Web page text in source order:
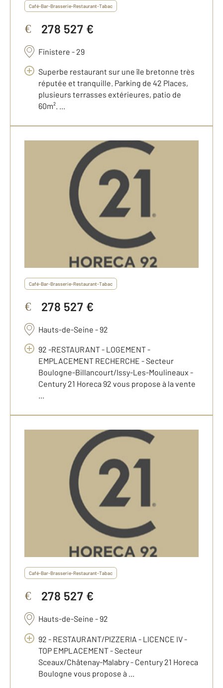
Café-Bar-Brasserie-Restaurant-Tabac
€ 278 527 €
Finistere - 29
Superbe restaurant sur une île bretonne très
réputée et tranquille. Parking de 42 Places,
plusieurs terrasses extérieures, patio de
60m². ...
Café-Bar-Brasserie-Restaurant-Tabac
€ 278 527 €
Hauts-de-Seine - 92
92 -RESTAURANT - LOGEMENT -
EMPLACEMENT RECHERCHE - Secteur
Boulogne-Billancourt/Issy-Les-Moulineaux -
Century 21 Horeca 92 vous propose à la vente
...
Café-Bar-Brasserie-Restaurant-Tabac
€ 278 527 €
Hauts-de-Seine - 92
92 - RESTAURANT/PIZZERIA - LICENCE IV -
TOP EMPLACEMENT - Secteur
Sceaux/Châtenay-Malabry - Century 21 Horeca
Boulogne vous propose à ...